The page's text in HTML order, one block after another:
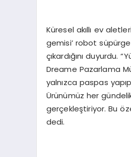
Küresel akıllı ev
gemisi’ robot
çıkardığını
Dreame Pazarlama
yalnızca paspas
Ürünümüz her
gerçekleştiriyor. Bu
dedi.